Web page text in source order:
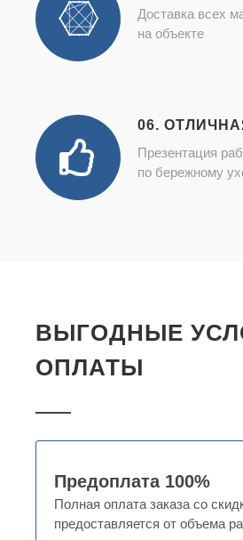
Доставка всех
на объекте
06.
Презентация
по бережному
ВЫГОДНЫЕ
ОПЛАТЫ
Предоплата 100%
Полная оплата заказа со
предоставляется от объема